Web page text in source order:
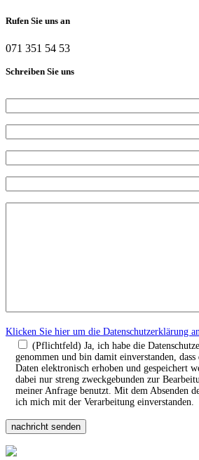
Rufen Sie uns an
071 351 54 53
Schreiben Sie uns
Klicken Sie hier um die Datenschutzerklärung
(Pflichtfeld) Ja, ich habe die
genommen und bin damit einverstanden,
Daten elektronisch erhoben und gespeichert
dabei nur streng zweckgebunden zur
meiner Anfrage benutzt. Mit dem Absenden
ich mich mit der Verarbeitung einverstanden.